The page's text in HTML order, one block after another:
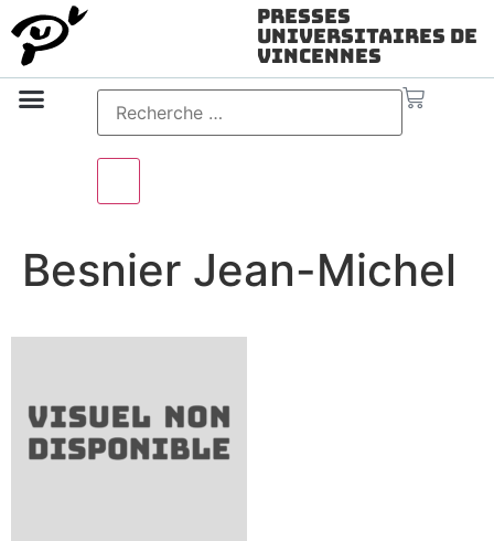
Presses
Universitaires de
Vincennes
Besnier Jean-Michel